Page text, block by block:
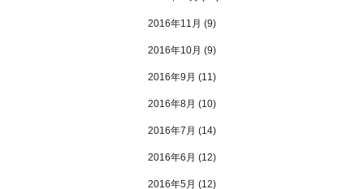
2016年11月 (9)
2016年10月 (9)
2016年9月 (11)
2016年8月 (10)
2016年7月 (14)
2016年6月 (12)
2016年5月 (12)